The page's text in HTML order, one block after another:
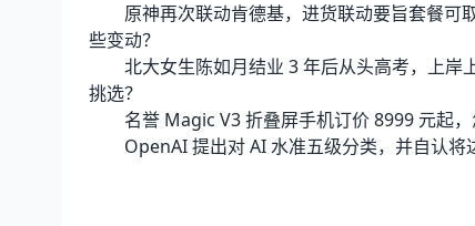
原神再次联动肯德基，进货联动要旨套餐可
些变动？
北大女生陈如月结业 3 年后从头高考，上岸
挑选？
名誉 Magic V3 折叠屏手机订价 8999 元起，
OpenAI 提出对 AI 水准五级分类，并自认将